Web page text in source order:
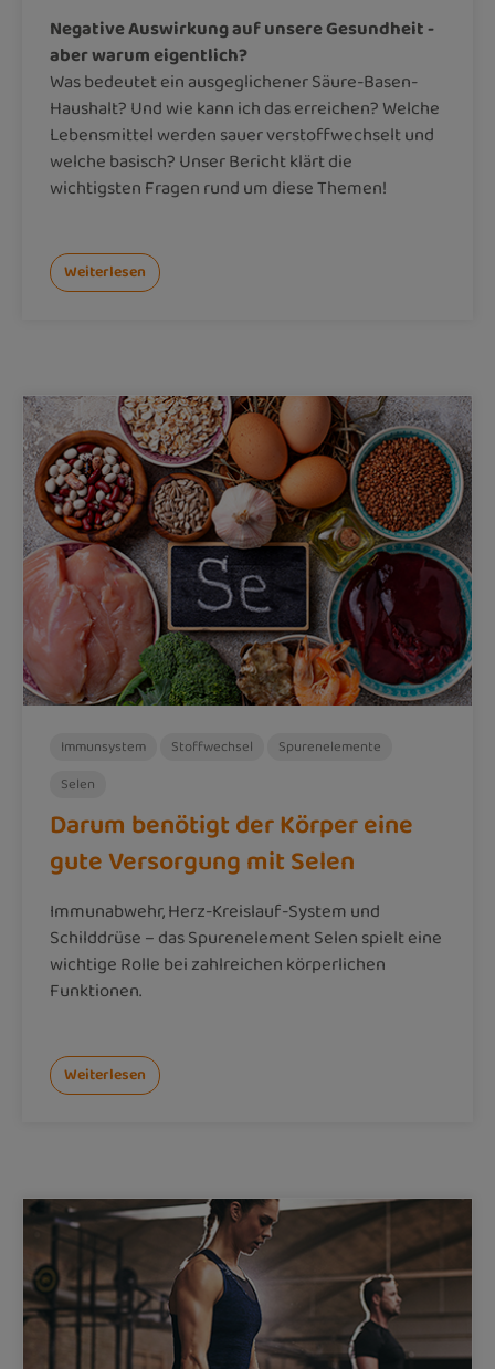
Negative Auswirkung auf unsere Gesundheit -
aber warum eigentlich?
Was bedeutet ein ausgeglichener Säure-Basen-
Haushalt? Und wie kann ich das erreichen? Welche
Lebensmittel werden sauer verstoffwechselt und
welche basisch? Unser Bericht klärt die
wichtigsten Fragen rund um diese Themen!
Weiterlesen
Immunsystem Stoffwechsel
Spurenelemente
Selen
Darum benötigt der Körper eine
gute Versorgung mit Selen
Immunabwehr, Herz-Kreislauf-System und
Schilddrüse – das Spurenelement Selen spielt eine
wichtige Rolle bei zahlreichen körperlichen
Funktionen.
Weiterlesen